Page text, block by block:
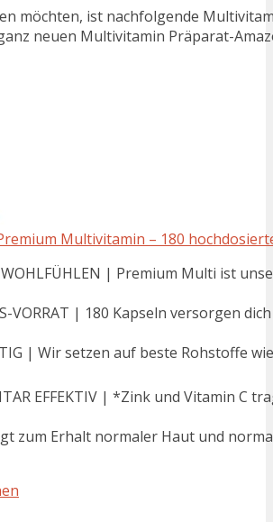
möchten, ist nachfolgende
neuen Multivitamin Präparat-
Multivitamin – 180
| Premium Multi ist
VORRAT | 180 Kapseln versorgen
| Wir setzen auf beste Rohstoffe
EFFEKTIV | *Zink und Vitamin C
zum Erhalt normaler Haut und